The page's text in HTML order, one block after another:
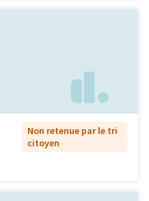
Non retenue par le tri
citoyen